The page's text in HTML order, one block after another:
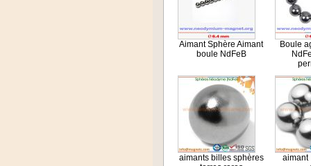
Aimant Sphère Aimant
boule NdFeB
Boule
aimants billes sphères
aimant